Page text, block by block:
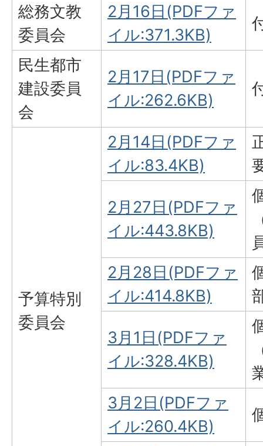
総務文教
委員会
2月16日(PDFファ
イル:371.3KB)
民生都市
建設委員
会
2月17日(PDFファ
イル:262.6KB)
予算特別
委員会
2月14日(PDFファ
イル:83.4KB)
2月27日(PDFファ
イル:443.8KB)
2月28日(PDFファ
イル:414.8KB)
3月1日(PDFファ
イル:328.4KB)
3月2日(PDFファ
イル:260.4KB)